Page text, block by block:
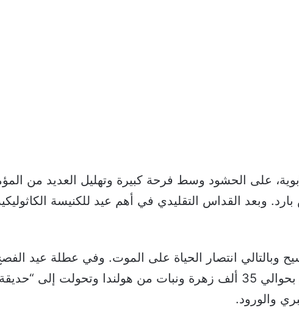
على الحشود وسط فرحة كبيرة وتهليل العديد من
وبعد القداس التقليدي في أهم عيد للكنيسة
وبالتالي انتصار الحياة على الموت. وفي عطلة عيد
قيامة يسوع المسيح”، تم تزيين ساحة القديس بطرس بحوالي 35 ألف زهرة ونبات من هولندا
والورود.